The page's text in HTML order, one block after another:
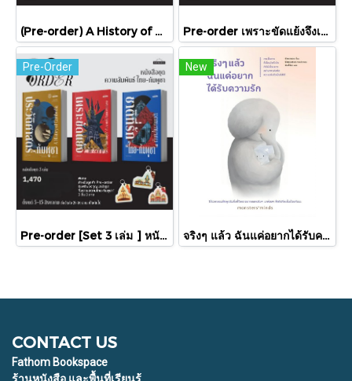
(Pre-order) A History of Cambodia ประวัติศาสตร์กัมพูชา (ฉบับปรับปรุงใหม่) / David Chandler / มติชน Pre-order เพราะขัดแย้งจึงเป็นประวัติศาสตร์ "ไทย-กัมพูชา" กับความสัมพันธ์หวานปนขม / มติชน
Pre-Order
Pre-order [Set 3 เล่ม ] หนังสือชุดความสัมพันธ์ "ไทย-กัมพูชา" / มติชน
New
จริงๆ แล้ว ฉันแค่อยากได้รับความรัก / พัคแจยอน / นันท์นิชา / Babymonster
CONTACT US
Fathom Bookspace
ร้านหนังสือ และพื้นที่เรียนรู้